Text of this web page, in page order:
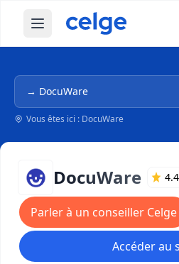
Ouvrir le menu principal
Navigation dans l'arborescence
Vous êtes ici : DocuWare
DocuWare 4.4
Parler à un conseiller Celge
Accéder au